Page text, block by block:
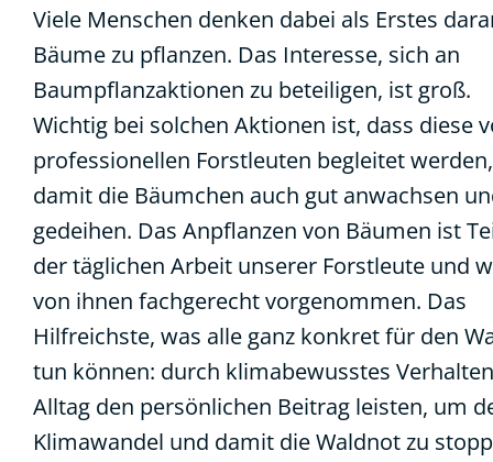
Viele Menschen denken dabei als Erstes
Bäume zu pflanzen. Das Interesse, sich an
Baumpflanzaktionen zu beteiligen, ist groß.
Wichtig bei solchen Aktionen ist, dass diese
professionellen Forstleuten begleitet werden,
damit die Bäumchen auch gut anwachsen
gedeihen. Das Anpflanzen von Bäumen ist
der täglichen Arbeit unserer Forstleute und
von ihnen fachgerecht vorgenommen. Das
Hilfreichste, was alle ganz konkret für den
tun können: durch klimabewusstes
Alltag den persönlichen Beitrag leisten, um
Klimawandel und damit die Waldnot zu